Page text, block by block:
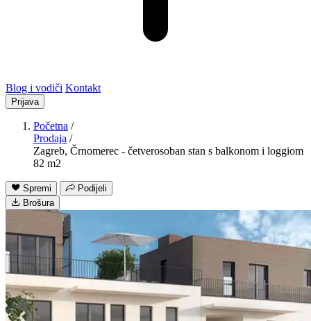
Blog i vodiči Kontakt
Prijava
Početna /
Prodaja /
Zagreb, Črnomerec - četverosoban stan s balkonom i loggiom
82 m2
Spremi
Podijeli
Brošura